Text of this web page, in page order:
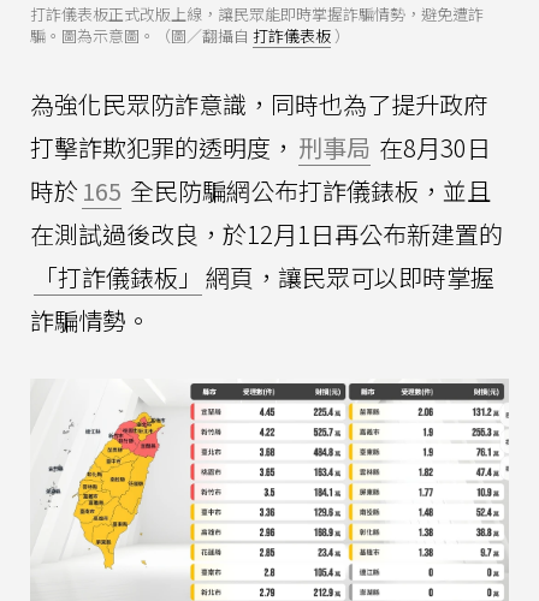
打詐儀表板正式改版上線，讓民眾能即時掌握詐騙情勢，避免遭詐
騙。圖為示意圖。（圖／翻攝自 打詐儀表板 ）
為強化民眾防詐意識，同時也為了提升政府
打擊詐欺犯罪的透明度， 刑事局 在8月30日
時於 165 全民防騙網公布打詐儀錶板，並且
在測試過後改良，於12月1日再公布新建置的
「打詐儀錶板」 網頁，讓民眾可以即時掌握
詐騙情勢。